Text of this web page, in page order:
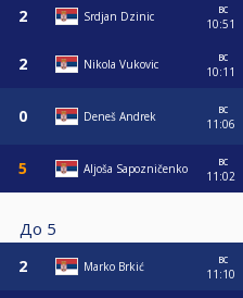
Srdjan Dzinic
вс
10:51
Nikola Vukovic
вс
10:11
Deneš Andrek
вс
11:06
Aljoša Sapozničenko
вс
11:02
До 5
Marko Brkić
вс
11:10